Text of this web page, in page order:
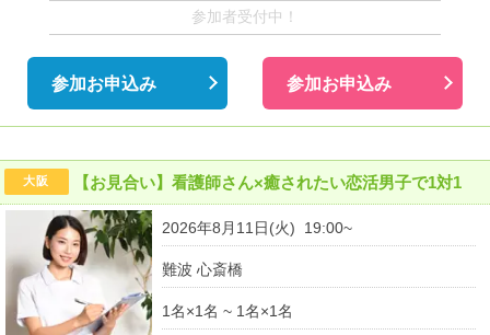
参加者受付中！
参加お申込み 参加お申込み
大阪 【お見合い】看護師さん×癒されたい恋活男子で1対1
2026年8月11日(火) 19:00~
難波 心斎橋
1名×1名 ~ 1名×1名